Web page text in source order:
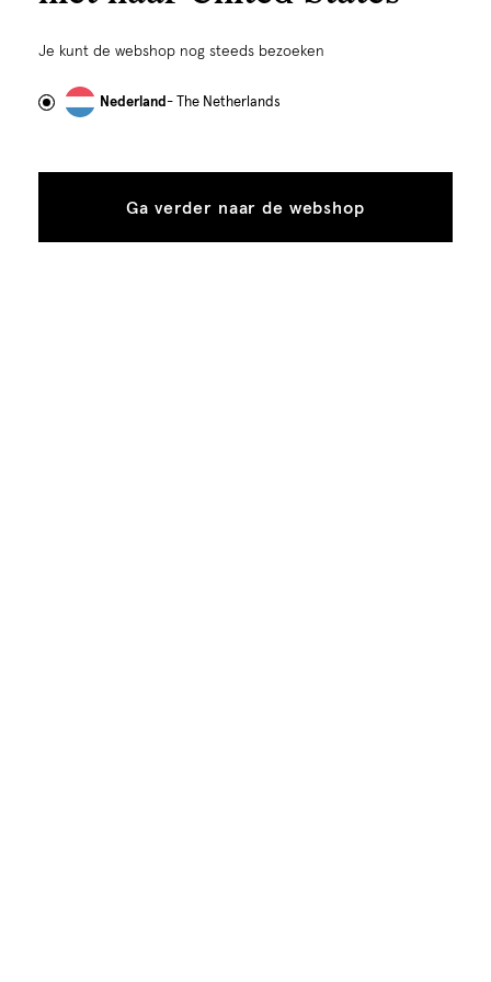
Gratis retourneren in onze winkels
Shoeby Style Club
Je kunt de webshop nog steeds bezoeken
Nederland- The Netherlands
Ga verder naar de webshop